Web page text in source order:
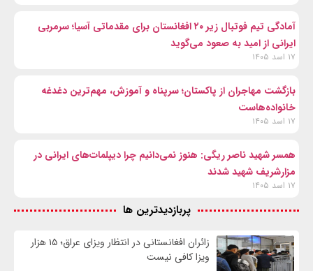
آمادگی تیم فوتبال زیر ۲۰ افغانستان برای مقدماتی آسیا؛ سرمربی
ایرانی از امید به صعود می‌گوید
۱۷ اسد ۱۴۰۵
بازگشت مهاجران از پاکستان؛ سرپناه و آموزش، مهم‌ترین دغدغه
خانواده‌هاست
۱۷ اسد ۱۴۰۵
همسر شهید ناصر ریگی: هنوز نمی‌دانیم چرا دیپلمات‌های ایرانی در
مزارشریف شهید شدند
۱۷ اسد ۱۴۰۵
پربازدیدترین ها
زائران افغانستانی در انتظار ویزای عراق؛ ۱۵ هزار
ویزا کافی نیست